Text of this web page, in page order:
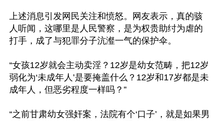
上述消息引发网民关注和愤怒。网友表示，真的骇
人听闻，这哪里是人民警察，是为权贵助纣为虐的
打手，成了与犯罪分子沆瀣一气的保护伞。
“女孩12岁就会主动卖淫？12岁是幼女范畴，把12岁
弱化为‘未成年人’是要掩盖什么？12岁和17岁都是未
成年人，但恶劣程度一样吗？”
“之前甘肃幼女强奸案，法院有个‘口子’，就是如果男